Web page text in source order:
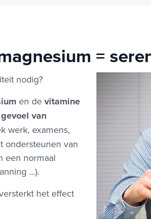
=
nodig?
en de vitamine
van
werk, examens,
ondersteunen van
een normaal
...).
het effect